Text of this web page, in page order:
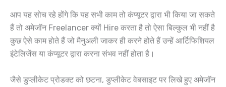
आप यह सोच रहे होंगे कि यह सभी काम तो कंप्यूटर द्वारा भी किया जा सकते
हैं तो अमेजॉन Freelancer क्यों Hire करता है तो ऐसा बिल्कुल भी नहीं है
कुछ ऐसे काम होते हैं जो मैनुअली जाकर ही करने होते हैं उन्हें आर्टिफिशियल
इंटेलिजेंस या कंप्यूटर द्वारा करना संभव नहीं होता है।
जैसे डुप्लीकेट प्रोडक्ट को छटना, डुप्लीकेट वेबसाइट पर लिखे हुए अमेजॉन